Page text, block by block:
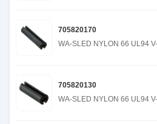
705820170
WA-SLED NYLON 66 UL94
705820130
WA-SLED NYLON 66 UL94